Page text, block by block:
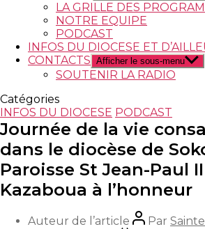
LA GRILLE DES
NOTRE EQUIPE
PODCAST
INFOS DU DIOCESE ET
CONTACTS Afficher le sous-menu
SOUTENIR LA RADIO
Catégories
INFOS DU DIOCESE PODCAST
Journée de la vie
dans le diocèse de
Paroisse St Jean-Paul
Kazaboua à l’honneur
Auteur de l’article Par